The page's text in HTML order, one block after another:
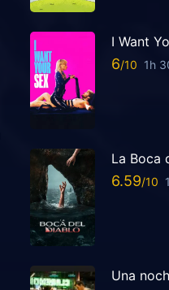
I Want
6 1h
La Boca
6.59
Una